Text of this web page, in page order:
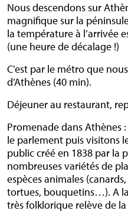
Nous descendons sur
magnifique sur la
la température à l’arrivée
(une heure de décalage !)
C’est par le métro que
d’Athènes (40 min).
Déjeuner au restaurant,
Promenade dans Athènes
le parlement puis visitons
public créé en 1838 par la
nombreuses variétés de
espèces animales
tortues, bouquetins…). A
très folklorique relève de